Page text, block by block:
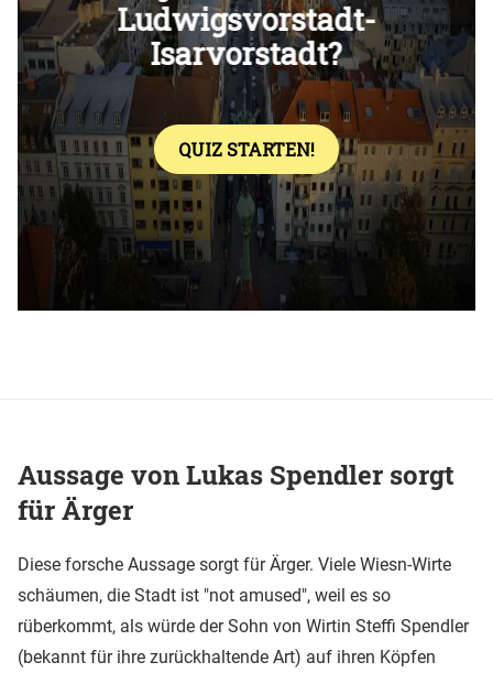
Überspringen
Aussage von Lukas Spendler sorgt
für Ärger
Diese forsche Aussage sorgt für Ärger. Viele Wiesn-Wirte
schäumen, die Stadt ist "not amused", weil es so
rüberkommt, als würde der Sohn von Wirtin Steffi Spendler
(bekannt für ihre zurückhaltende Art) auf ihren Köpfen